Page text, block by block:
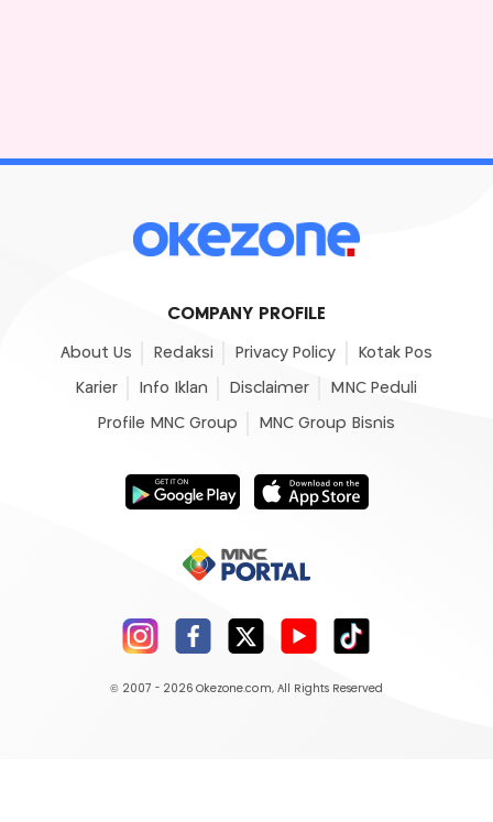
COMPANY PROFILE
About Us Redaksi Privacy Policy Kotak Pos
Karier Info Iklan Disclaimer MNC Peduli
Profile MNC Group MNC Group Bisnis
© 2007 - 2026 Okezone.com, All Rights Reserved